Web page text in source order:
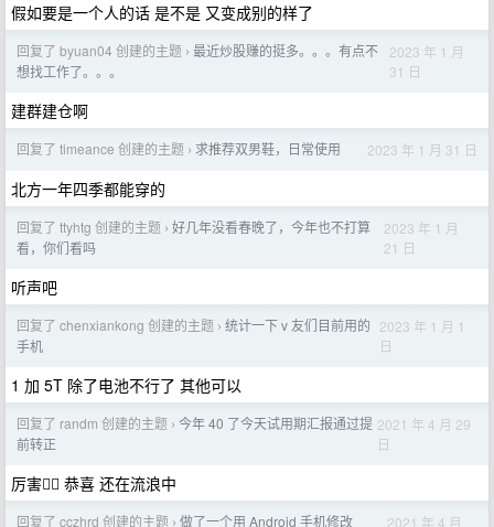
假如要是一个人的话 是不是 又变成别的样了
回复了 byuan04 创建的主题 › 最近炒股赚的挺多。。。有点不
想找工作了。。。
2023 年 1 月
31 日
建群建仓啊
回复了 timeance 创建的主题 › 求推荐双男鞋，日常使用 2023 年 1 月 31 日
北方一年四季都能穿的
回复了 ttyhtg 创建的主题 › 好几年没看春晚了，今年也不打算
看，你们看吗
2023 年 1 月
21 日
听声吧
回复了 chenxiankong 创建的主题 › 统计一下 v 友们目前用的
手机
2023 年 1 月 1
日
1 加 5T 除了电池不行了 其他可以
回复了 randm 创建的主题 › 今年 40 了今天试用期汇报通过提
前转正
2021 年 4 月 29
日
厉害👍🏻 恭喜 还在流浪中
回复了 cczhrd 创建的主题 › 做了一个用 Android 手机修改 2021 年 4 月